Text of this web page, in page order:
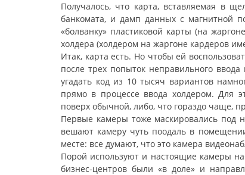
Получалось, что карта, вставляемая в
банкомата, и дамп данных с магнитной
«болванку» пластиковой карты (на
холдера (холдером на жаргоне кардеров
Итак, карта есть. Но чтобы ей
после трех попыток неправильного ввода
угадать код из 10 тысяч вариантов
прямо в процессе ввода холдером. Для
поверх обычной, либо, что гораздо чаще,
Первые камеры тоже маскировались под
вешают камеру чуть поодаль в
месте: все думают, что это камера
Порой используют и настоящие камеры
бизнес-центров были «в доле» и